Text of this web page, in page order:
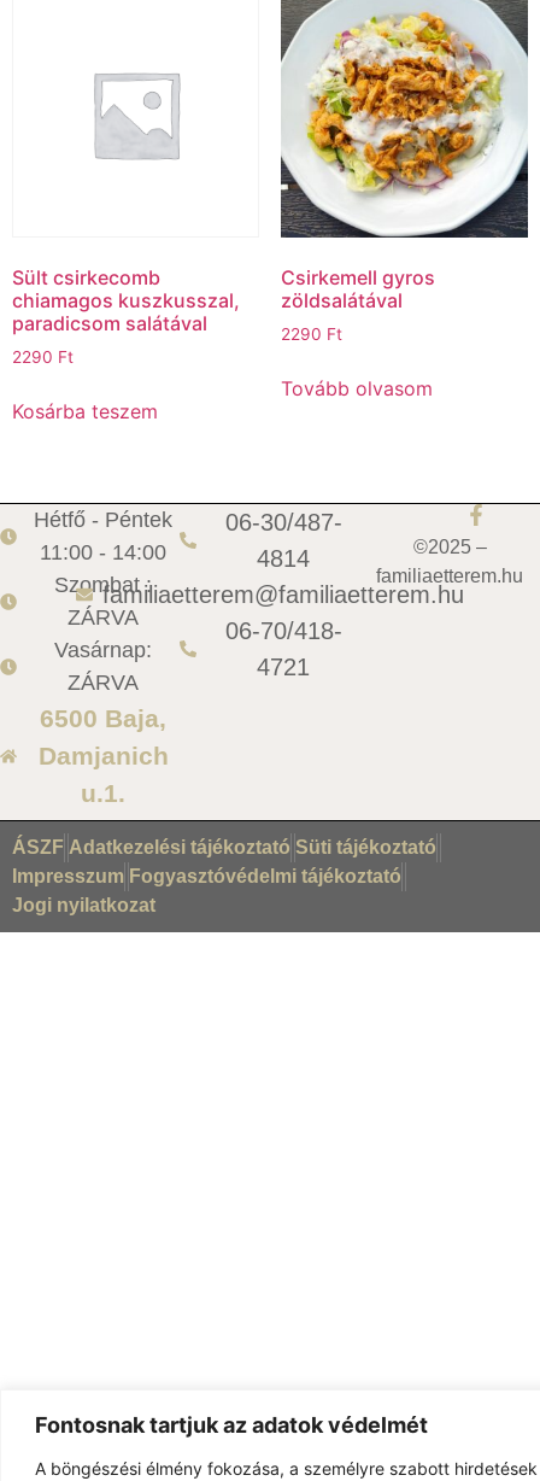
Fontosnak tartjuk az adatok védelmét
A böngészési élmény fokozása, a személyre szabott
Sült csirkecomb
chiamagos kuszkusszal,
paradicsom salátával
2290 Ft
Kosárba teszem
Csirkemell gyros
zöldsalátával
2290 Ft
Tovább olvasom
Hétfő - Péntek
11:00 - 14:00
Szombat :
ZÁRVA
Vasárnap:
ZÁRVA
6500 Baja,
Damjanich
u.1.
06-30/487-
4814
familiaetterem@familiaetterem.hu
06-70/418-
4721
©2025 –
familiaetterem.hu
ÁSZF Adatkezelési tájékoztató Süti tájékoztató
Impresszum Fogyasztóvédelmi tájékoztató
Jogi nyilatkozat